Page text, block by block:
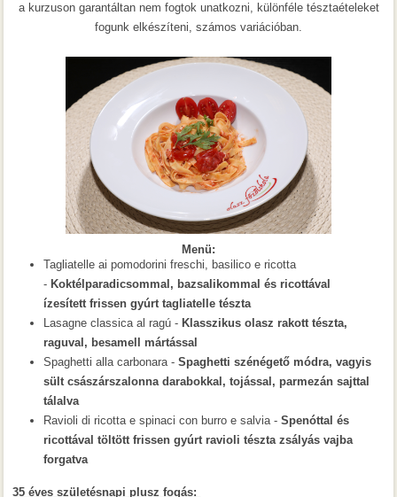
a kurzuson garantáltan nem fogtok unatkozni, különféle tésztaételeket
fogunk elkészíteni, számos variációban.
Menü:
Tagliatelleai pomodorini freschi, basilico e ricotta
- Koktélparadicsommal, bazsalikommal és ricottával
ízesített frissen gyúrt tagliatelle tészta
Lasagne classica al ragú - Klasszikus olasz rakott tészta,
raguval, besamell mártással
Spaghetti alla carbonara -Spaghetti szénégető módra, vagyis
sült császárszalonna darabokkal, tojással, parmezán sajttal
tálalva
Ravioli di ricotta e spinaci con burro e salvia -Spenóttal és
ricottával töltött frissen gyúrt ravioli tészta zsályás vajba
forgatva
35 éves születésnapi plusz fogás: